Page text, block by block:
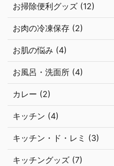
お掃除便利グッズ (12)
お肉の冷凍保存 (2)
お肌の悩み (4)
お風呂・洗面所 (4)
カレー (2)
キッチン (4)
キッチン・ド・レミ (3)
キッチングッズ (7)